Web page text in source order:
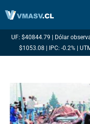
UF: $40844.79 | Dólar
$1053.08 | IPC: -0.2% |